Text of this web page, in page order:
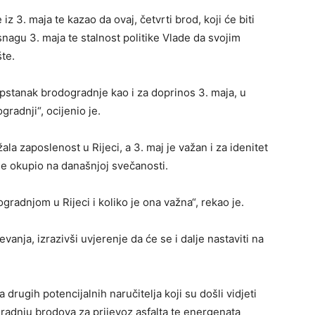
3. maja te kazao da ovaj, četvrti brod, koji će biti
3. maja te stalnost politike Vlade da svojim
brodogradnje kao i za doprinos 3. maja, u
ocijenio je.
zaposlenost u Rijeci, a 3. maj je važan i za idenitet
okupio na današnjoj svečanosti.
u Rijeci i koliko je ona važna“, rekao je.
izrazivši uvjerenje da će se i dalje nastaviti na
drugih potencijalnih naručitelja koji su došli vidjeti
brodova za prijevoz asfalta te energenata